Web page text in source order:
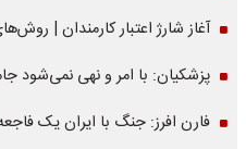
آغاز شارژ اعتبار کارمندان |
پزشکیان: با امر و نهی نمی‌شود
فارن افرز: جنگ با ایران یک